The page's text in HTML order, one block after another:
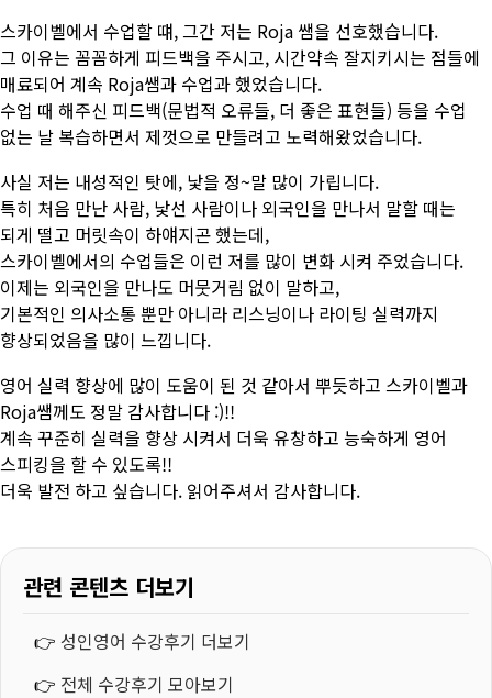
스카이벨에서 수업할 떄, 그간 저는 Roja 쌤을 선호했습니다.
그 이유는 꼼꼼하게 피드백을 주시고, 시간약속 잘지키시는 점들에
매료되어 계속 Roja쌤과 수업과 했었습니다.
수업 때 해주신 피드백(문법적 오류들, 더 좋은 표현들) 등을 수업
없는 날 복습하면서 제껏으로 만들려고 노력해왔었습니다.
사실 저는 내성적인 탓에, 낯을 정~말 많이 가립니다.
특히 처음 만난 사람, 낯선 사람이나 외국인을 만나서 말할 때는
되게 떨고 머릿속이 하얘지곤 했는데,
스카이벨에서의 수업들은 이런 저를 많이 변화 시켜 주었습니다.
이제는 외국인을 만나도 머뭇거림 없이 말하고,
기본적인 의사소통 뿐만 아니라 리스닝이나 라이팅 실력까지
향상되었음을 많이 느낍니다.
영어 실력 향상에 많이 도움이 된 것 같아서 뿌듯하고 스카이벨과
Roja쌤께도 정말 감사합니다 :)!!
계속 꾸준히 실력을 향상 시켜서 더욱 유창하고 능숙하게 영어
스피킹을 할 수 있도록!!
더욱 발전 하고 싶습니다. 읽어주셔서 감사합니다.
관련 콘텐츠 더보기
👉 성인영어 수강후기 더보기
👉 전체 수강후기 모아보기